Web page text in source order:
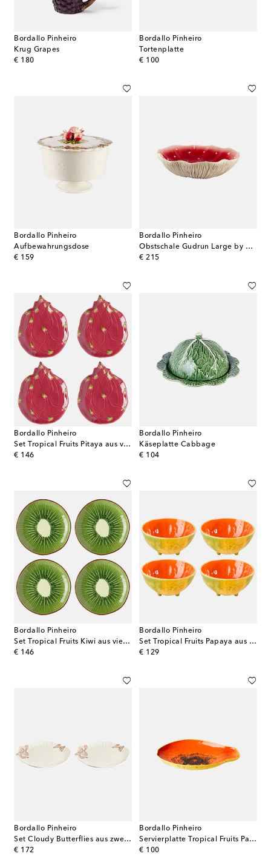
Bordallo Pinheiro
Krug Grapes
€ 180
original price
Bordallo Pinheiro
Tortenplatte
€ 100
original price
Bordallo Pinheiro
Aufbewahrungsdose
€ 159
original price
Bordallo Pinheiro
Obstschale Gudrun Large by Claudia Schiffer
€ 215
original price
Bordallo Pinheiro
Set Tropical Fruits Pitaya aus vier Desserttellern
€ 146
original price
Bordallo Pinheiro
Käseplatte Cabbage
€ 104
original price
Bordallo Pinheiro
Set Tropical Fruits Kiwi aus vier Desserttellern
€ 146
original price
Bordallo Pinheiro
Set Tropical Fruits Papaya aus vier Müslischalen
€ 129
original price
Bordallo Pinheiro
Set Cloudy Butterflies aus zwei Servierplatten by Claudia Schiffer
€ 172
original price
Bordallo Pinheiro
Servierplatte Tropical Fruits Papaya
€ 100
original price